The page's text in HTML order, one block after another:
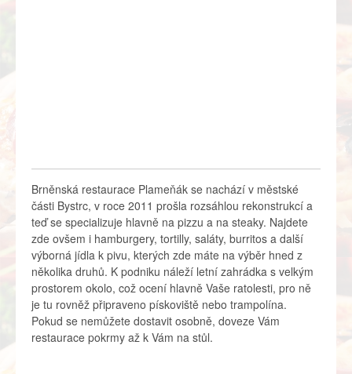
Brněnská restaurace Plameňák se nachází v městské
části Bystrc, v roce 2011 prošla rozsáhlou rekonstrukcí a
teď se specializuje hlavně na pizzu a na steaky. Najdete
zde ovšem i hamburgery, tortilly, saláty, burritos a další
výborná jídla k pivu, kterých zde máte na výběr hned z
několika druhů. K podniku náleží letní zahrádka s velkým
prostorem okolo, což ocení hlavně Vaše ratolesti, pro ně
je tu rovněž připraveno pískoviště nebo trampolína.
Pokud se nemůžete dostavit osobně, doveze Vám
restaurace pokrmy až k Vám na stůl.